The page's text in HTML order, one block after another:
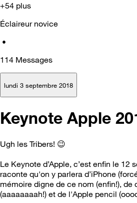
+54 plus
Éclaireur novice
•
114 Messages
lundi 3 septembre 2018
Keynote Apple
Ugh les Tribers! 😉
Le Keynote d’Apple, c’est enfin le 12
raconte qu'on y parlera d’iPhone
mémoire digne de ce nom (enfin!), de
(aaaaaaaah!) et de l'Apple pencil